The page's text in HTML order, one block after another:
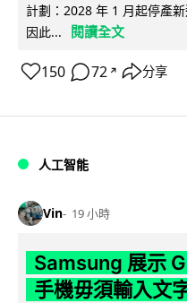
計劃：2028 年 1 月起停產
因此...
閱讀全文
150 72 ↗ 分享
人工智能
Vin 19 小時
Samsung 展示
手機毋須輸入文